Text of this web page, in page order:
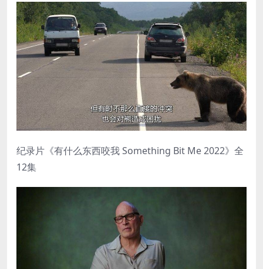
纪录片《有什么东西咬我 Something Bit Me 2022》全
12集